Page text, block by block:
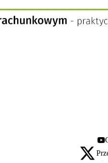
X - otwiera